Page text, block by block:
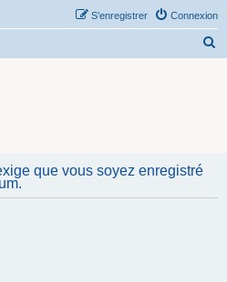
Connexion
S’enregistrer
que vous soyez enregistré